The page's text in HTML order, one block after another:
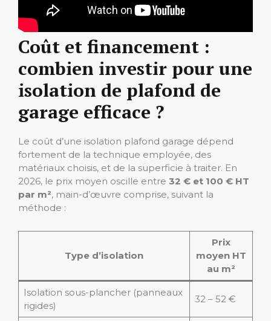
Coût et financement :
combien investir pour une
isolation de plafond de
garage efficace ?
Le coût d’une isolation plafond garage dépend
fortement de la technique employée, des
matériaux choisis, et de la superficie à traiter. En
2026, le prix moyen oscille entre 32 € et 100 € HT
par m², main-d’œuvre comprise, suivant la
méthode :
Type d’isolation
Prix
moyen HT
au m²
Isolation sous-plancher (panneaux
rigides)
32 – 52 €